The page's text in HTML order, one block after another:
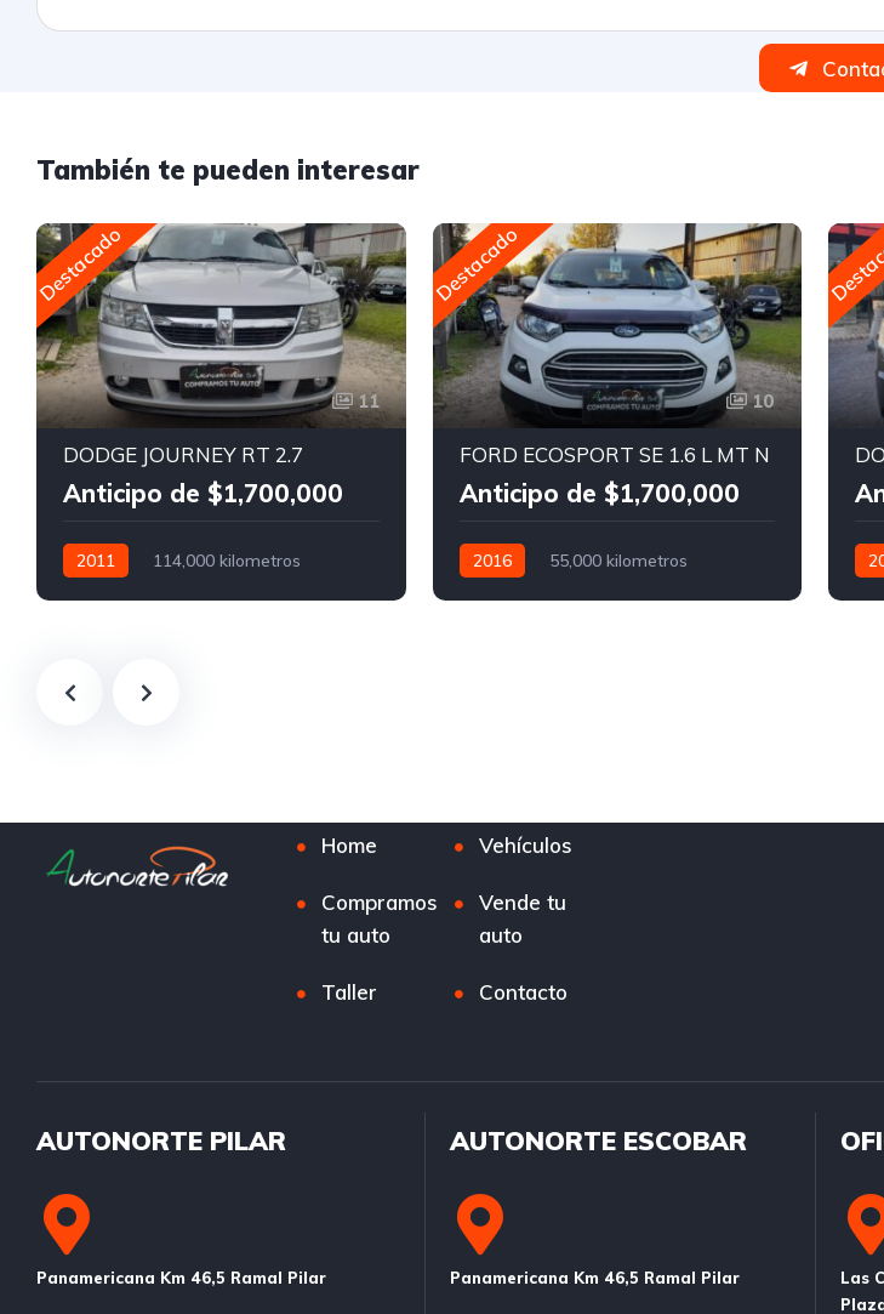
También te pueden interesar
Destacado
11
DODGE JOURNEY RT 2.7
Anticipo de $1,700,000
2011
114,000 kilometros
Destacado
10
FORD ECOSPORT SE 1.6 L MT N
Anticipo de $1,700,000
2016
55,000 kilometros
Home Vehículos
Compramos
tu auto
Vende tu
auto
Taller Contacto
AUTONORTE PILAR
Panamericana Km 46,5 Ramal Pilar
AUTONORTE ESCOBAR
Panamericana Km 46,5 Ramal Pilar
Las